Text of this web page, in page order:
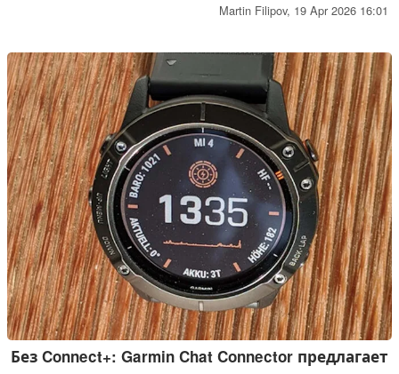
угандийского бегуна Джейкоба Киплимо в полумарафоне,
смартфонов ростом 169 см оснащен высокодинамичным
управлением движениями, воплощенным искусственным
интеллектом для автономной навигации и
усовершенствованной системой жидкостного охлаждения.
Martin Filipov, 19 Apr 2026 16:01
Без Connect+: Garmin Chat Connector предлагает